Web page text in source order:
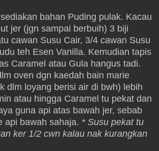
bahan Puding pulak. Kacau
jer (jgn sampai berbuih) 3 biji
cawan Susu Cair, 3/4 cawan Susu
teh Esen Vanilla. Kemudian tapis
Caramel atau Gula hangus tadi.
oven dgn kaedah bain marie
dlm loyang berisi air di bwh) lebih
atau hingga Caramel tu pekat dan
guna api atas bawah jer, sebab
api bawah sahaja. * Susu pekat tu
ker 1/2 cwn kalau nak kurangkan